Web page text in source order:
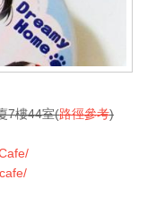
7樓44室(路徑參考)